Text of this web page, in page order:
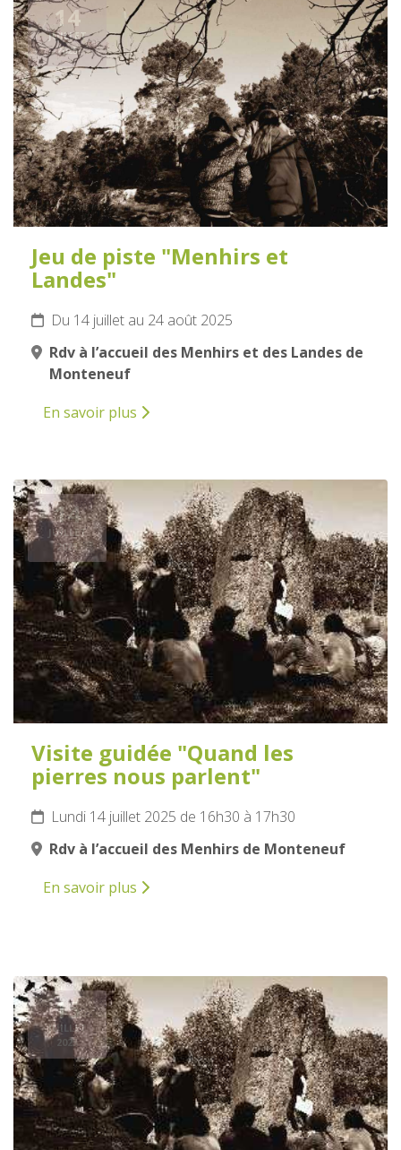
14
JUILLET
2025
Jeu de piste "Menhirs et
Landes"
Du 14 juillet au 24 août 2025
Rdv à l’accueil des Menhirs et des Landes de
Monteneuf
En savoir plus
14
JUILLET
2025
Visite guidée "Quand les
pierres nous parlent"
Lundi 14 juillet 2025 de 16h30 à 17h30
Rdv à l’accueil des Menhirs de Monteneuf
En savoir plus
15
JUILLET
2025